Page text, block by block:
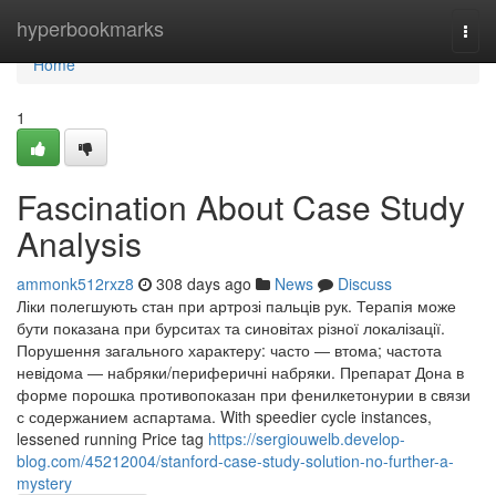
hyperbookmarks
Home
Home
1
Fascination About Case Study
Analysis
ammonk512rxz8 308 days ago News
Discuss
Ліки полегшують стан при артрозі пальців рук. Терапія може
бути показана при бурситах та синовітах різної локалізації.
Порушення загального характеру: часто ― втома; частота
невідома ― набряки/периферичні набряки. Препарат Дона в
форме порошка противопоказан при фенилкетонурии в связи
с содержанием аспартама. With speedier cycle instances,
lessened running Price tag https://sergiouwelb.develop-
blog.com/45212004/stanford-case-study-solution-no-further-a-
mystery